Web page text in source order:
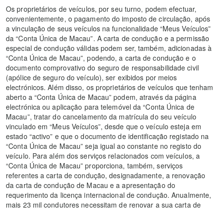
Os proprietários de veículos, por seu turno, podem efectuar,
convenientemente, o pagamento do imposto de circulação, após
a vinculação de seus veículos na funcionalidade “Meus Veículos”
da “Conta Única de Macau”. A carta de condução e a permissão
especial de condução válidas podem ser, também, adicionadas à
“Conta Única de Macau”, podendo, a carta de condução e o
documento comprovativo do seguro de responsabilidade civil
(apólice de seguro do veículo), ser exibidos por meios
electrónicos. Além disso, os proprietários de veículos que tenham
aberto a “Conta Única de Macau” podem, através da página
electrónica ou aplicação para telemóvel da “Conta Única de
Macau”, tratar do cancelamento da matrícula do seu veículo
vinculado em “Meus Veículos”, desde que o veículo esteja em
estado “activo” e que o documento de identificação registado na
“Conta Única de Macau” seja igual ao constante no registo do
veículo. Para além dos serviços relacionados com veículos, a
“Conta Única de Macau” proporciona, também, serviços
referentes a carta de condução, designadamente, a renovação
da carta de condução de Macau e a apresentação do
requerimento da licença internacional de condução. Anualmente,
mais 23 mil condutores necessitam de renovar a sua carta de